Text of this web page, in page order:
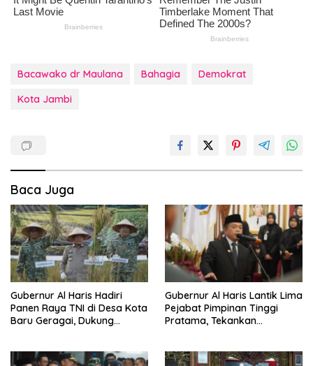
Bacawako dr Maulana Bahagia
Demokrat
Kota Jambi
Baca Juga
Gubernur Al Haris Hadiri
Panen Raya TNI di Desa Kota
Baru Geragai, Dukung
Gubernur Al Haris Lantik Lima
Pejabat Pimpinan Tinggi
Pratama, Tekankan
Integritas